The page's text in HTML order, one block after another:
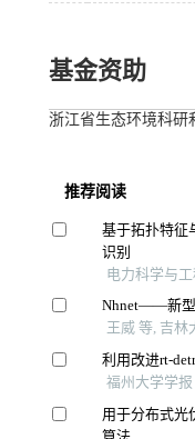
基金资助
浙江省生态环境科研